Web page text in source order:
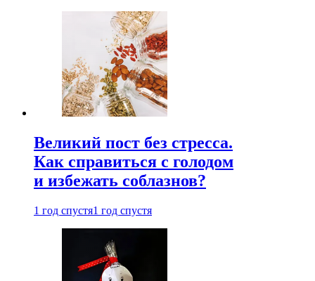
Великий пост без стресса.
Как справиться с голодом
и избежать соблазнов?
1 год спустя1 год спустя